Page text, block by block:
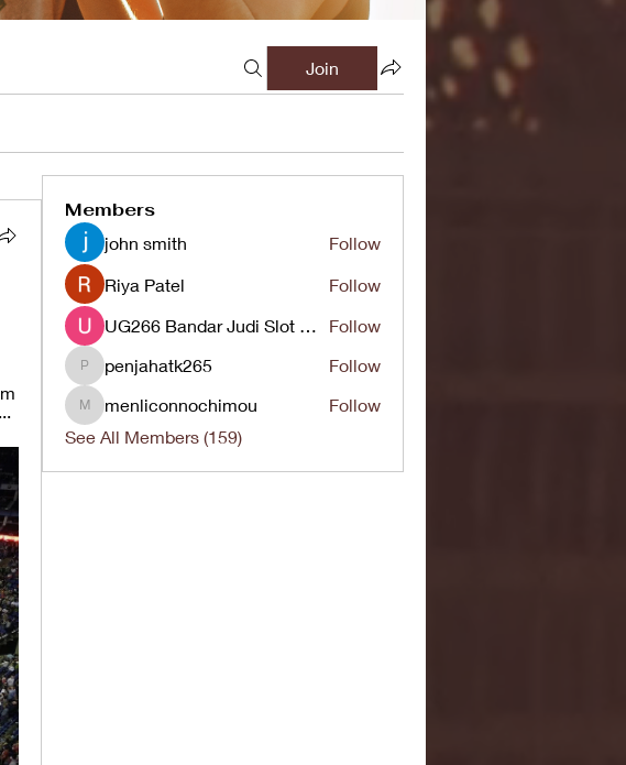
Join
Members
john smith
Follow
Riya Patel
Follow
UG266 Bandar Judi Slot Online Live RTP Slot Gacor Tertinggi
Follow
penjahatk265
penjahatk265 Follow
menliconnochimou
menliconnochimou
Follow
See All Members (159)